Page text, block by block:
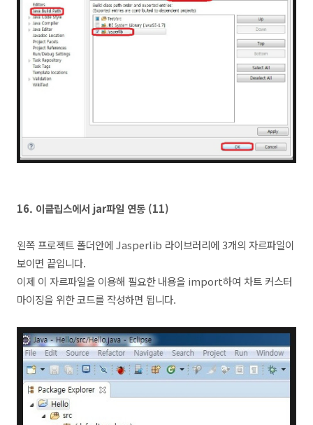
16. 이클립스에서 jar파일 연동 (11)
왼쪽 프로젝트 폴더안에 Jasperlib 라이브러리에 3개의 자르파일이
보이면 끝입니다.
이제 이 자르파일을 이용해 필요한 내용을 import하여 차트 커스터
마이징을 위한 코드를 작성하면 됩니다.